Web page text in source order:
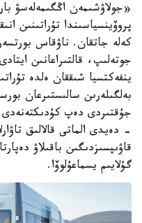
«جولاۋشىمەن اڭگىمەلەسۋ
پروۆينسياسىندا تۇراتىنىن
كەلە جاتقان. ناۋقاس
جوتەلىپ، قالتىراعانىن
ينفەكتسيا شىققان ەلدە
بەلگىلەرىن سالىستىرعان
جۇقتىردى دەپ
- دەيدى الماتى قالالىق
قاۋىپسىزدىگىن باقىلاۋ
گۇلايىم يسماعۇلوۆا.